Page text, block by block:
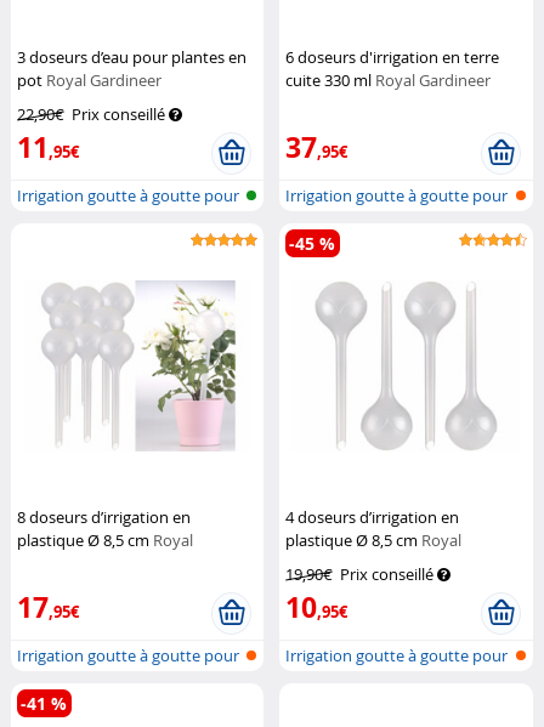
3 doseurs d’eau pour plantes en
pot Royal Gardineer
22,90€ Prix conseillé
11,95€
Irrigation goutte à goutte pour
6 doseurs d'irrigation en terre
cuite 330 ml Royal Gardineer
37,95€
Irrigation goutte à goutte pour
pla...
8 doseurs d’irrigation en
plastique Ø 8,5 cm Royal
17,95€
Irrigation goutte à goutte pour
pla...
4 doseurs d’irrigation en
plastique Ø 8,5 cm Royal
19,90€ Prix conseillé
10,95€
-45 %
Irrigation goutte à goutte pour
-41 %